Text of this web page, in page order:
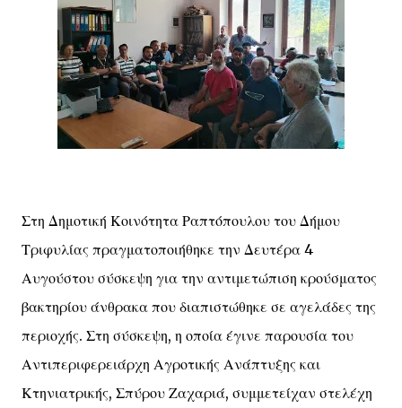
Στη Δημοτική Κοινότητα Ραπτόπουλου του Δήμου
Τριφυλίας πραγματοποιήθηκε την Δευτέρα 4
Αυγούστου σύσκεψη για την αντιμετώπιση κρούσματος
βακτηρίου άνθρακα που διαπιστώθηκε σε αγελάδες της
περιοχής. Στη σύσκεψη, η οποία έγινε παρουσία του
Αντιπεριφερειάρχη Αγροτικής Ανάπτυξης και
Κτηνιατρικής, Σπύρου Ζαχαριά, συμμετείχαν στελέχη